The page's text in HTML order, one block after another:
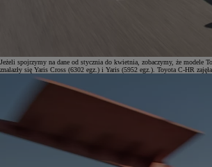
RÓWNIEŻ ELECTRIC
Jeżeli spojrzymy na dane od stycznia do kwietnia, zobaczymy, że modele
znalazły się Yaris Cross (6302 egz.) i Yaris (5952 egz.). Toyota C-HR